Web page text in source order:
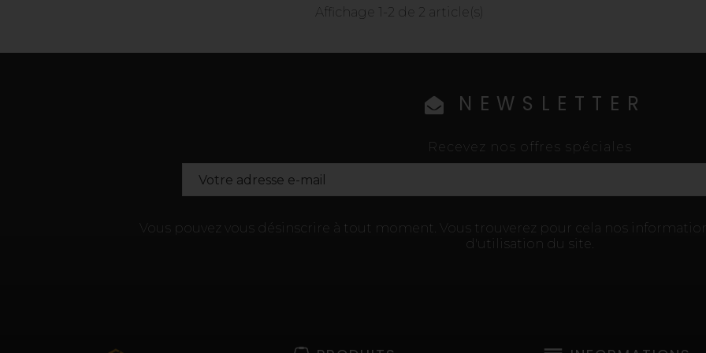
Affichage 1-2 de 2 article(s)
NEWSLETTER
Recevez nos offres spéciales
Vous pouvez vous désinscrire à tout moment. Vous trouverez pour cela nos
d'utilisation du site.